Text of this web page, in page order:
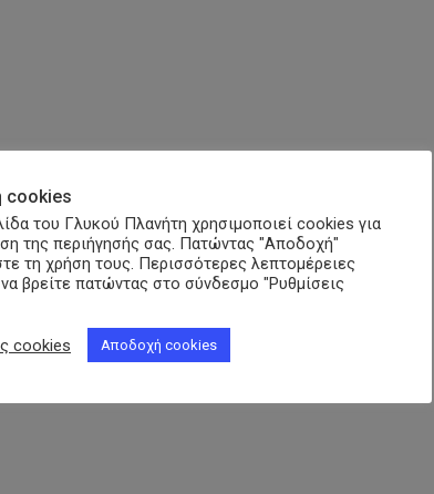
cookies
του Γλυκού Πλανήτη χρησιμοποιεί cookies για
της περιήγησής σας. Πατώντας "Αποδοχή"
τη χρήση τους. Περισσότερες λεπτομέρειες
βρείτε πατώντας στο σύνδεσμο "Ρυθμίσεις
cookies Αποδοχή cookies